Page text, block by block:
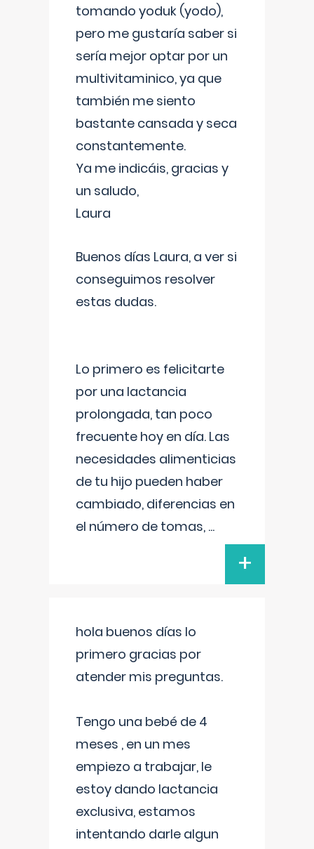
tomando yoduk (yodo),
pero me gustaría saber si
sería mejor optar por un
multivitaminico, ya que
también me siento
bastante cansada y seca
constantemente.
Ya me indicáis, gracias y
un saludo,
Laura
Buenos días Laura, a ver si
conseguimos resolver
estas dudas.
Lo primero es felicitarte
por una lactancia
prolongada, tan poco
frecuente hoy en día. Las
necesidades alimenticias
de tu hijo pueden haber
cambiado, diferencias en
el número de tomas, ...
+
hola buenos días lo
primero gracias por
atender mis preguntas.
Tengo una bebé de 4
meses , en un mes
empiezo a trabajar, le
estoy dando lactancia
exclusiva, estamos
intentando darle algun